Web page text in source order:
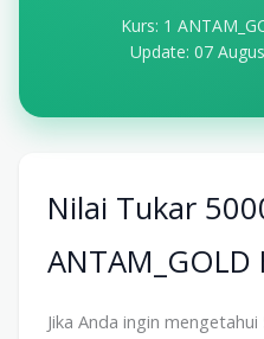
Kurs: 1
Update: 07
Nilai Tukar
ANTAM_GOLD
Jika Anda ingin mengetahui